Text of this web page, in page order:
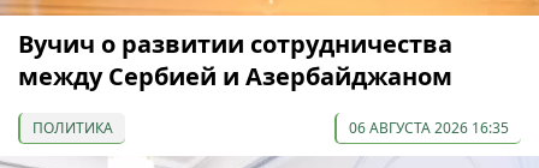
Вучич о развитии сотрудничества
между Сербией и Азербайджаном
ПОЛИТИКА 06 АВГУСТА 2026 16:35